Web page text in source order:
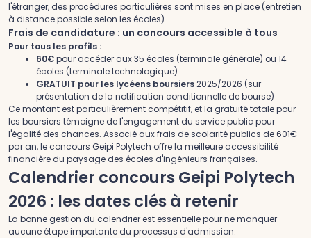
l'étranger, des procédures particulières sont mises en place (entretien
à distance possible selon les écoles).
Frais de candidature : un concours accessible à tous
Pour tous les profils :
60€pour accéder aux 35 écoles (terminale générale) ou 14
écoles (terminale technologique)
GRATUIT pour les lycéens boursiers2025/2026 (sur
présentation de la notification conditionnelle de bourse)
Ce montant est particulièrement compétitif, et la gratuité totale pour
les boursiers témoigne de l'engagement du service public pour
l'égalité des chances. Associé aux frais de scolarité publics de 601€
par an, le concours Geipi Polytech offre la meilleure accessibilité
financière du paysage des écoles d'ingénieurs françaises.
Calendrier concours Geipi Polytech
2026 : les dates clés à retenir
La bonne gestion du calendrier est essentielle pour ne manquer
aucune étape importante du processus d'admission.